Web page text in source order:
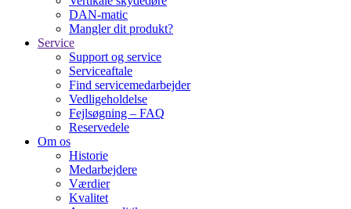
DAN-matic
Mangler dit produkt?
Service
Support og service
Serviceaftale
Find servicemedarbejder
Vedligeholdelse
Fejlsøgning – FAQ
Reservedele
Om os
Historie
Medarbejdere
Værdier
Kvalitet